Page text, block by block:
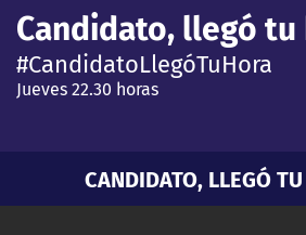
TVN VERTICAL
TVN PLAY
TELESERIES
Candidato, llegó
#CandidatoLlegóTuHora
Jueves 22.30 horas
CANDIDATO, LLEGÓ
Contenido Destacado